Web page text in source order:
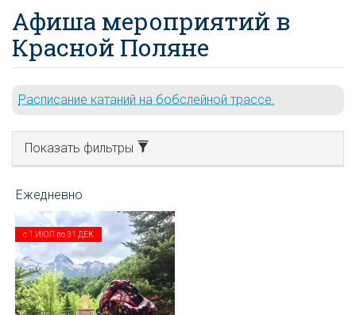
Афиша мероприятий в
Красной Поляне
Расписание катаний на бобслейной трассе.
Показать фильтры
с 1 ИЮЛ по31 ДЕК